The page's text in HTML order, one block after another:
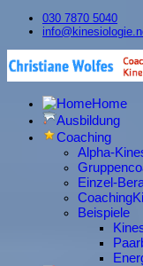
030 7870 5040
Home
Ausbildung
Coaching
Alpha-
Einzel-
Beispiele